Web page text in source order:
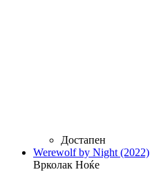
Достапен
Werewolf by Night (2022)
Врколак Ноќе